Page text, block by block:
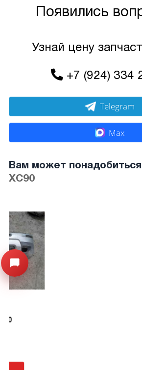
Появились
Узнай цену
+7 (924) 334
Telegram
Max
Открыть меню
Вам может
XC90